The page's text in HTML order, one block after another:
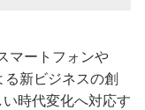
マートフォンや
新ビジネスの創
時代変化へ対応す